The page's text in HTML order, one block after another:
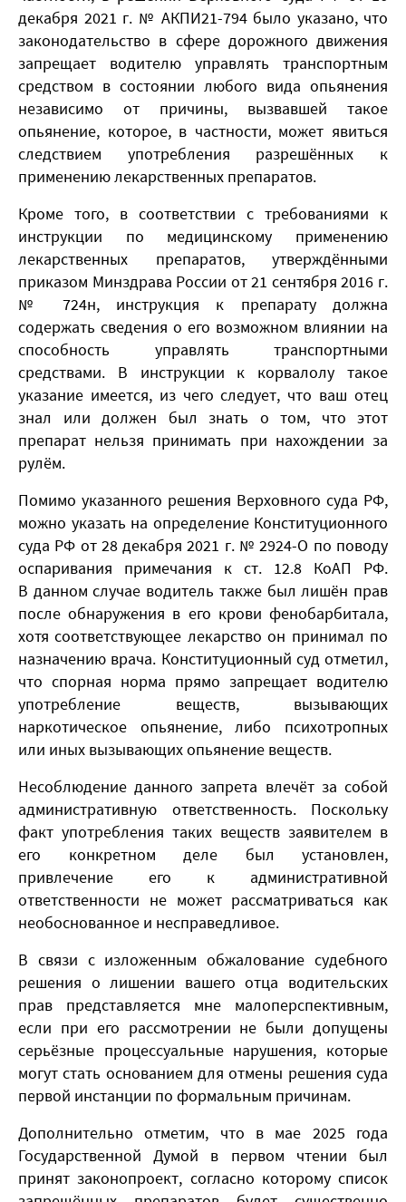
декабря 2021 г. № АКПИ21-794 было указано, что
законодательство в сфере дорожного движения
запрещает водителю управлять транспортным
средством в состоянии любого вида опьянения
независимо от причины, вызвавшей такое
опьянение, которое, в частности, может явиться
следствием употребления разрешённых к
применению лекарственных препаратов.
Кроме того, в соответствии с требованиями к
инструкции по медицинскому применению
лекарственных препаратов, утверждёнными
приказом Минздрава России от 21 сентября 2016 г.
№ 724н, инструкция к препарату должна
содержать сведения о его возможном влиянии на
способность управлять транспортными
средствами. В инструкции к корвалолу такое
указание имеется, из чего следует, что ваш отец
знал или должен был знать о том, что этот
препарат нельзя принимать при нахождении за
рулём.
Помимо указанного решения Верховного суда РФ,
можно указать на определение Конституционного
суда РФ от 28 декабря 2021 г. № 2924-О по поводу
оспаривания примечания к ст. 12.8 КоАП РФ.
В данном случае водитель также был лишён прав
после обнаружения в его крови фенобарбитала,
хотя соответствующее лекарство он принимал по
назначению врача. Конституционный суд отметил,
что спорная норма прямо запрещает водителю
употребление веществ, вызывающих
наркотическое опьянение, либо психотропных
или иных вызывающих опьянение веществ.
Несоблюдение данного запрета влечёт за собой
административную ответственность. Поскольку
факт употребления таких веществ заявителем в
его конкретном деле был установлен,
привлечение его к административной
ответственности не может рассматриваться как
необоснованное и несправедливое.
В связи с изложенным обжалование судебного
решения о лишении вашего отца водительских
прав представляется мне малоперспективным,
если при его рассмотрении не были допущены
серьёзные процессуальные нарушения, которые
могут стать основанием для отмены решения суда
первой инстанции по формальным причинам.
Дополнительно отметим, что в мае 2025 года
Государственной Думой в первом чтении был
принят законопроект, согласно которому список